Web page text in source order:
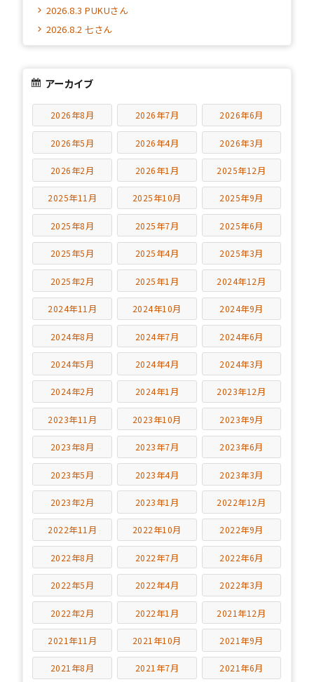
2026.8.3 PUKUさん
2026.8.2 七さん
アーカイブ
2026年8月 2026年7月 2026年6月
2026年5月 2026年4月 2026年3月
2026年2月 2026年1月 2025年12月
2025年11月 2025年10月 2025年9月
2025年8月 2025年7月 2025年6月
2025年5月 2025年4月 2025年3月
2025年2月 2025年1月 2024年12月
2024年11月 2024年10月 2024年9月
2024年8月 2024年7月 2024年6月
2024年5月 2024年4月 2024年3月
2024年2月 2024年1月 2023年12月
2023年11月 2023年10月 2023年9月
2023年8月 2023年7月 2023年6月
2023年5月 2023年4月 2023年3月
2023年2月 2023年1月 2022年12月
2022年11月 2022年10月 2022年9月
2022年8月 2022年7月 2022年6月
2022年5月 2022年4月 2022年3月
2022年2月 2022年1月 2021年12月
2021年11月 2021年10月 2021年9月
2021年8月 2021年7月 2021年6月